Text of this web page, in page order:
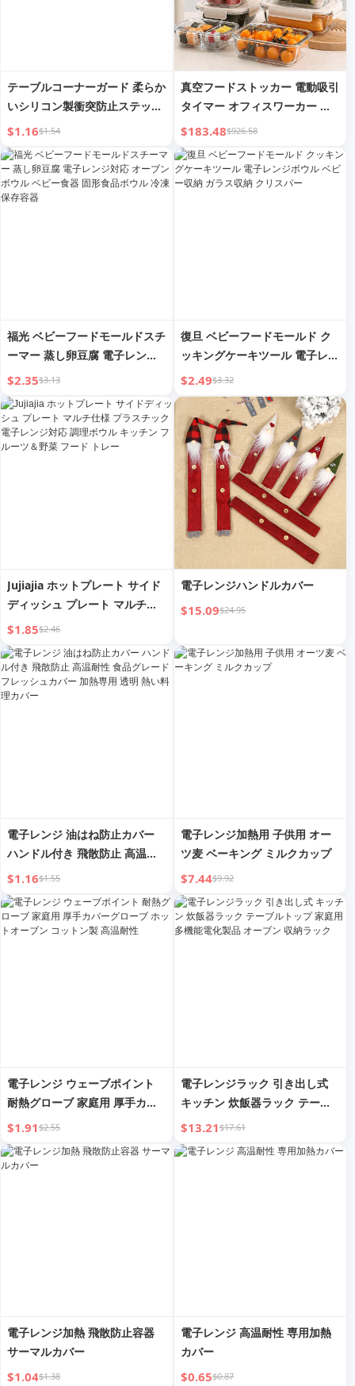
テーブルコーナーガード 柔らか
いシリコン製衝突防止ステッカ
ー かわいい衝突防止保護カバー
テーブル・レンジフードコーナ
ー用
$1.16$1.54
真空フードストッカー 電動吸引
タイマー オフィスワーカー 電
子レンジ対応 ガラス製ランチボ
ックス
$183.48$926.58
福光 ベビーフードモールドスチ
ーマー 蒸し卵豆腐 電子レンジ
対応 オーブンボウル ベビー食
器 固形食品ボウル 冷凍保存容
器
$2.35$3.13
復旦 ベビーフードモールド ク
ッキングケーキツール 電子レン
ジボウル ベビー収納 ガラス収
納 クリスパー
$2.49$3.32
Jujiajia ホットプレート サイド
ディッシュ プレート マルチ仕
様 プラスチック 電子レンジ対
応 調理ボウル キッチン フルー
ツ＆野菜 フード トレー
$1.85$2.46
電子レンジハンドルカバー
$15.09$24.95
電子レンジ 油はね防止カバー
ハンドル付き 飛散防止 高温耐
性 食品グレード フレッシュカ
バー 加熱専用 透明 熱い料理カ
バー
$1.16$1.55
電子レンジ加熱用 子供用 オー
ツ麦 ベーキング ミルクカップ
$7.44$9.92
電子レンジ ウェーブポイント
耐熱グローブ 家庭用 厚手カバ
ーグローブ ホットオーブン コ
ットン製 高温耐性
$1.91$2.55
電子レンジラック 引き出し式
キッチン 炊飯器ラック テーブ
ルトップ 家庭用 多機能電化製
品 オーブン 収納ラック
$13.21$17.61
電子レンジ加熱 飛散防止容器
サーマルカバー
$1.04$1.38
電子レンジ 高温耐性 専用加熱
カバー
$0.65$0.87